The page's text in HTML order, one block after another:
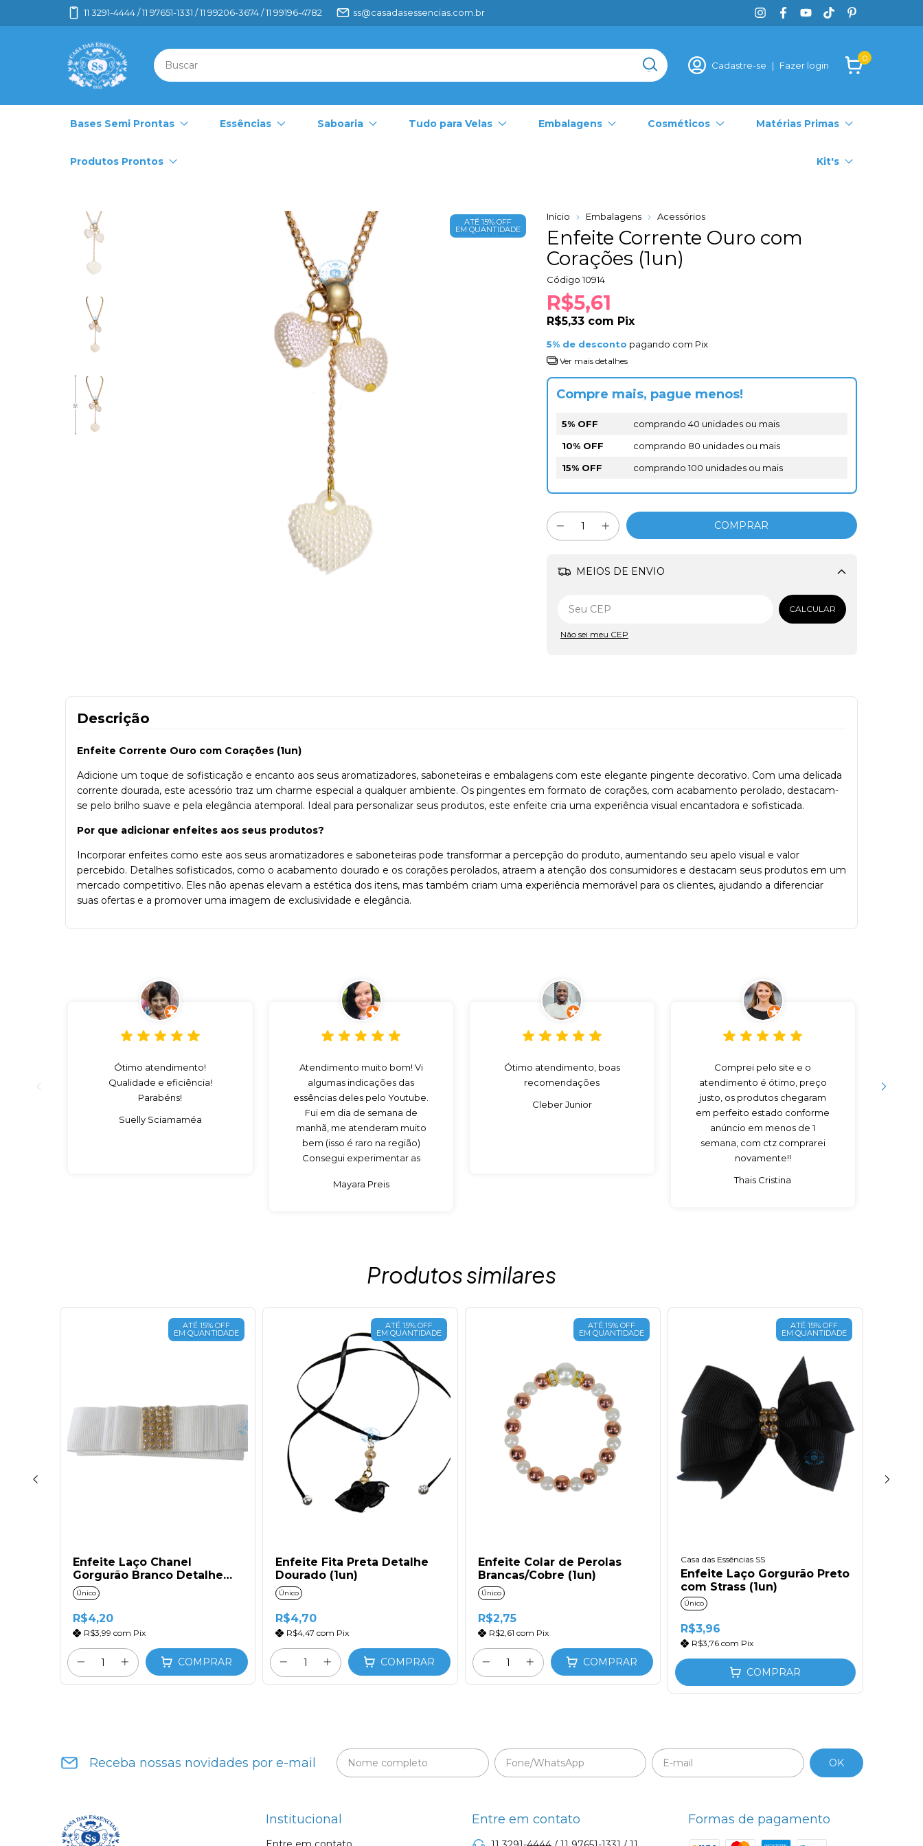
11 3291-4444 / 11 97651-1331 / 11 99206-3674 / 11 99196-4782 ss@casadasessencias.com.br
Cadastre-se | Fazer login
0
Bases Semi Prontas Essências Saboaria Tudo para Velas Embalagens Cosméticos Matérias Primas
Produtos Prontos Kit's
ATÉ 15% OFF
EM QUANTIDADE
Início Embalagens Acessórios
Enfeite Corrente Ouro com
Corações (1un)
Código 10914
R$5,61
R$5,33 com Pix
5% de desconto pagando com Pix
Ver mais detalhes
Compre mais, pague menos!
5% OFF
comprando 40 unidades ou mais
10% OFF
comprando 80 unidades ou mais
15% OFF
comprando 100 unidades ou mais
MEIOS DE ENVIO
Alterar CEP
CALCULAR
Não sei meu CEP
Descrição
Enfeite Corrente Ouro com Corações (1un)
Adicione um toque de sofisticação e encanto aos seus aromatizadores, saboneteiras e embalagens com este elegante pingente decorativo. Com uma delicada
corrente dourada, este acessório traz um charme especial a qualquer ambiente. Os pingentes em formato de corações, com acabamento perolado, destacam-
se pelo brilho suave e pela elegância atemporal. Ideal para personalizar seus produtos, este enfeite cria uma experiência visual encantadora e sofisticada.
Por que adicionar enfeites aos seus produtos?
Incorporar enfeites como este aos seus aromatizadores e saboneteiras pode transformar a percepção do produto, aumentando seu apelo visual e valor
percebido. Detalhes sofisticados, como o acabamento dourado e os corações perolados, atraem a atenção dos consumidores e destacam seus produtos em um
mercado competitivo. Eles não apenas elevam a estética dos itens, mas também criam uma experiência memorável para os clientes, ajudando a diferenciar
suas ofertas e a promover uma imagem de exclusividade e elegância.
Ótimo atendimento!
Qualidade e eficiência!
Parabéns!
Suelly Sciamaméa
Atendimento muito bom! Vi
algumas indicações das
essências deles pelo Youtube.
Fui em dia de semana de
manhã, me atenderam muito
bem (isso é raro na região)
Consegui experimentar as
comprar. Com certeza vou
Mayara Preis
Ótimo atendimento, boas
recomendações
Cleber Junior
Comprei pelo site e o
atendimento é ótimo, preço
justo, os produtos chegaram
em perfeito estado conforme
anúncio em menos de 1
semana, com ctz comprarei
novamente!!
Thais Cristina
Produtos similares
ATÉ 15% OFF
EM QUANTIDADE
Enfeite Laço Chanel
Gorgurão Branco Detalhe
Ouro (1un)
Único
R$4,20
R$3,99 com Pix
COMPRAR
ATÉ 15% OFF
EM QUANTIDADE
Enfeite Fita Preta Detalhe
Dourado (1un)
Único
R$4,70
R$4,47 com Pix
COMPRAR
ATÉ 15% OFF
EM QUANTIDADE
Enfeite Colar de Perolas
Brancas/Cobre (1un)
Único
R$2,75
R$2,61 com Pix
COMPRAR
ATÉ 15% OFF
EM QUANTIDADE
Casa das Essências SS
Enfeite Laço Gorgurão Preto
com Strass (1un)
Único
R$3,96
R$3,76 com Pix
COMPRAR
Receba nossas novidades por e-mail
Institucional Entre em contato Formas de pagamento